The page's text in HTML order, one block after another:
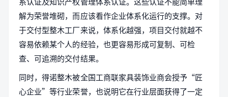
解为荣誉堆砌，而应该看作企业体系化运行的支撑。对
于交付型整木工厂来说，体系化越强，项目交付就越不
容易依赖某个人的经验，也更容易形成可复制、可检
查、可追溯的交付结果。
同时，得诺整木被全国工商联家具装饰业商会授予“匠
心企业”等行业荣誉，也说明它在行业层面获得了一定